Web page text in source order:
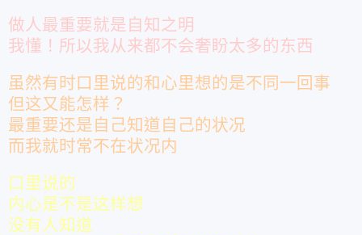
做人最重要就是自知之明
我懂！ 所以我从来都不会奢盼太多的东西
虽然有时口里说的和心里想的是不同一回事
但这又能怎样？
最重要还是自己知道自己的状况
而我就时常不在状况内
口里说的
内心是不是这样想
没有人知道